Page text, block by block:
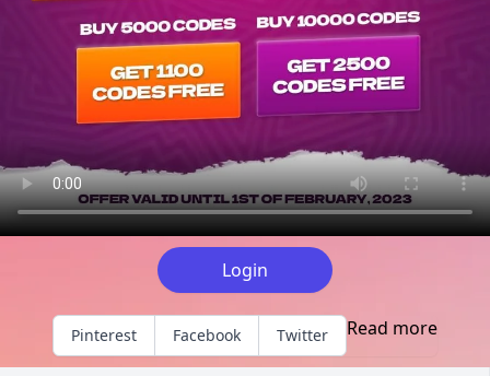
Login
Pinterest Facebook Twitter Read more